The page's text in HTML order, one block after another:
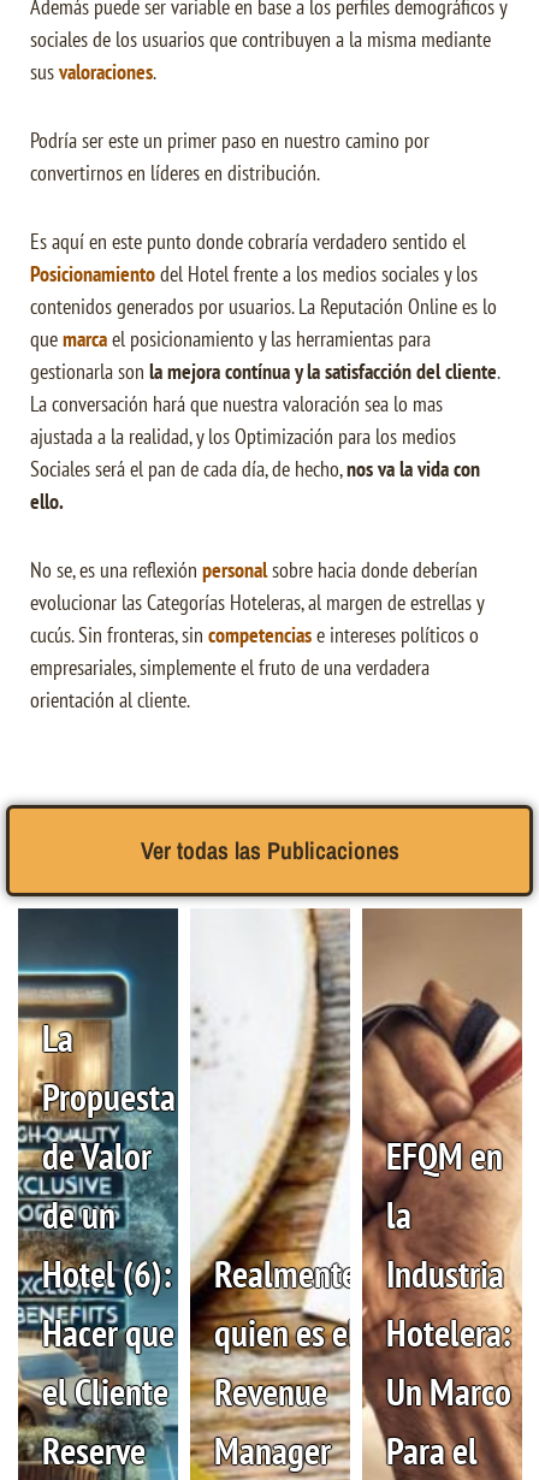
Además puede ser variable en base a los perfiles demográficos y
sociales de los usuarios que contribuyen a la misma mediante
susvaloraciones.
Podría ser este un primer paso en nuestro camino por
convertirnos en líderes en distribución.
Es aquí en este punto donde cobraría verdadero sentido el
Posicionamientodel Hotel frente a los medios sociales y los
contenidos generados por usuarios. La Reputación Online es lo
quemarcael posicionamiento y las herramientas para
gestionarla son la mejora contínua y la satisfacción del cliente.
La conversación hará que nuestra valoración sea lo mas
ajustada a la realidad, y los Optimización para los medios
Sociales será el pan de cada día, de hecho,nos va la vida con
ello.
No se, es una reflexión personalsobre hacia donde deberían
evolucionar las Categorías Hoteleras, al margen de estrellas y
cucús. Sin fronteras, sin competenciase intereses políticos o
empresariales, simplemente el fruto de una verdadera
orientación al cliente.
Ver todas las Publicaciones
La
Propuesta
de Valor
de un
Hotel (6):
Hacer que
el Cliente
Reserve
Realmente,
quien es el
Revenue
Manager
EFQM en
la
Industria
Hotelera:
Un Marco
Para el